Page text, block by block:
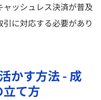
ッシュレス決済が普及
に対応する必要があり
かす方法 - 成
て方